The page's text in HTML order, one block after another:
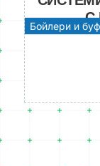
Бойлери и
С